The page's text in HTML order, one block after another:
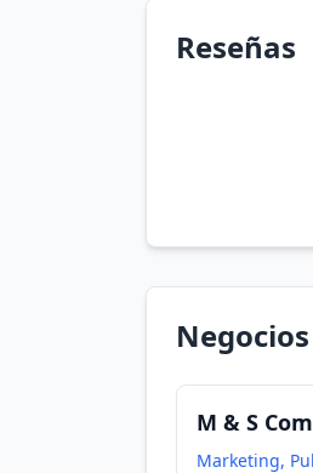
Reseñas
M & S
Marketing,